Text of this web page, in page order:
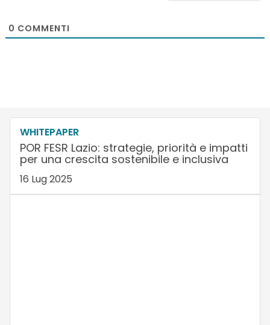
0 COMMENTI
WHITEPAPER
POR FESR Lazio: strategie, priorità e impatti
per una crescita sostenibile e inclusiva
16 Lug 2025